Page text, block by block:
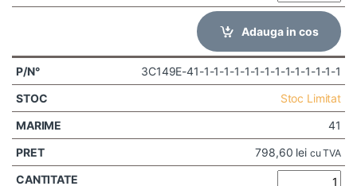
Adauga in cos
3C149E-41-1-1-1-1-1-1-1-1-1-1-1-1-1-1
Stoc Limitat
41
798,60 lei cu TVA